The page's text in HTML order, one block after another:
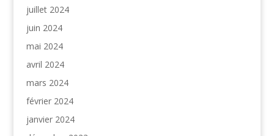
juillet 2024
juin 2024
mai 2024
avril 2024
mars 2024
février 2024
janvier 2024